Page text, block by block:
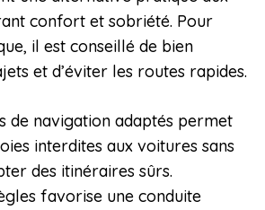
confort et sobriété. Pour
il est conseillé de bien
et d’éviter les routes rapides.
de navigation adaptés permet
interdites aux voitures sans
des itinéraires sûrs.
favorise une conduite